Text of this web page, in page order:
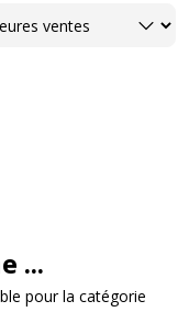
...
pour la catégorie